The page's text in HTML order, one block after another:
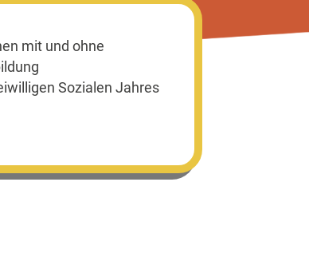
mit und ohne
Sozialen Jahres